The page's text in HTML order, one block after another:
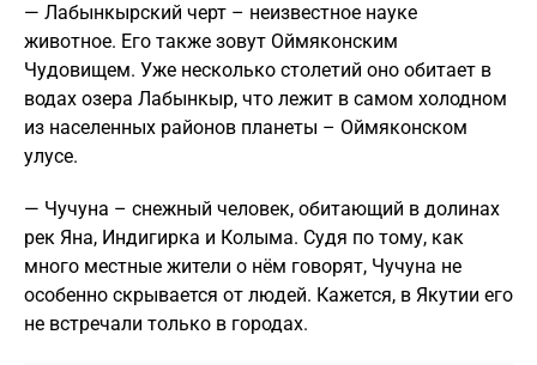
— Лабынкырский черт – неизвестное науке
животное. Его также зовут Оймяконским
Чудовищем. Уже несколько столетий оно обитает в
водах озера Лабынкыр, что лежит в самом холодном
из населенных районов планеты – Оймяконском
улусе.
— Чучуна – снежный человек, обитающий в долинах
рек Яна, Индигирка и Колыма. Судя по тому, как
много местные жители о нём говорят, Чучуна не
особенно скрывается от людей. Кажется, в Якутии его
не встречали только в городах.